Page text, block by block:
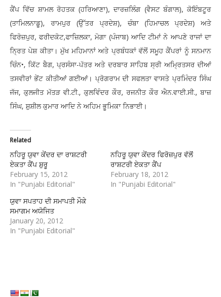
ਕੈਂਪ ਵਿੱਚ ਸ਼ਾਮਲ ਰੋਹਤਕ (ਹਰਿਆਣਾ), ਦਾਰਜ਼ਲਿੰਗ (ਵੈਸਟ ਬੰਗਾਲ), ਕੋਇੰਬਟੂਰ
(ਤਾਮਿਲਨਾਡੂ), ਰਾਮਪੁਰ (ਉੱਤਰ ਪ੍ਰਦੇਸ਼), ਚੰਬਾ (ਹਿਮਾਚਲ ਪ੍ਰਦੇਸ਼) ਅਤੇ
ਫਿਰੋਜ਼ਪੁਰ, ਫਰੀਦਕੋਟ,ਫਾਜ਼ਿਲਕਾ, ਮੋਗਾ (ਪੰਜਾਬ) ਆਦਿ ਟੀਮਾਂ ਨੇ ਆਪਣੇ ਰਾਜਾਂ ਦਾ
ਨ੍ਰਿਤ ਪੇਸ਼ ਕੀਤਾ। ਮੁੱਖ ਮਹਿਮਾਨਾਂ ਅਤੇ ਪ੍ਰਬੰਧਕਾਂ ਵੱਲੋਂ ਸਮੂਹ ਕੈਂਪਰਾਂ ਨੂੰ ਸਨਮਾਨ
ਚਿੰਨ•, ਕਿੱਟ ਬੈਗ, ਪ੍ਰਸੰਸਾ-ਪੱਤਰ ਅਤੇ ਦਰਬਾਰ ਸਾਹਿਬ ਸ੍ਰੀ ਅਮ੍ਰਿਤਸਰ ਦੀਆਂ
ਤਸਵੀਰਾਂ ਭੇਂਟ ਕੀਤੀਆਂ ਗਈਆਂ। ਪ੍ਰੋਗਰਾਮ ਦੀ ਸਫਲਤਾ ਵਾਸਤੇ ਪ੍ਰਮਿੰਦਰ ਸਿੰਘ
ਜੱਜ, ਕੁਲਜੀਤ ਮੱਤੜ ਵੀ.ਟੀ., ਕੁਲਵਿੰਦਰ ਕੌਰ, ਰਜਨੀਤ ਕੌਰ ਐਨ.ਵਾਈ.ਸੀ., ਬਾਜ਼
ਸਿੰਘ, ਸ਼ੁਸ਼ੀਲ ਕੁਮਾਰ ਆਦਿ ਨੇ ਅਹਿਮ ਭੂਮਿਕਾ ਨਿਭਾਈ।
Related
ਨਹਿਰੂ ਯੁਵਾ ਕੇਂਦਰ ਦਾ ਰਾਸ਼ਟਰੀ
ਏਕਤਾ ਕੈਂਪ ਸ਼ੁਰੂ
February 15, 2012
In "Punjabi Editorial"
ਨਹਿਰੂ ਯੁਵਾ ਕੇਂਦਰ ਫਿਰੋਜ਼ਪੁਰ ਵੱਲੋਂ
ਰਾਸ਼ਟਰੀ ਏਕਤਾ ਕੈਂਪ
February 18, 2012
In "Punjabi Editorial"
ਯੁਵਾ ਸਪਤਾਹ ਦੀ ਸਮਾਪਤੀ ਮੌਕੇ
ਸਮਾਗਮ ਅਯੋਜਿਤ
January 20, 2012
In "Punjabi Editorial"